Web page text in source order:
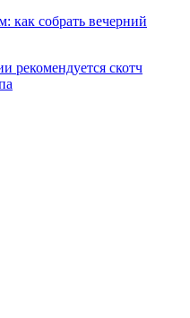
как собрать вечерний
рекомендуется скотч